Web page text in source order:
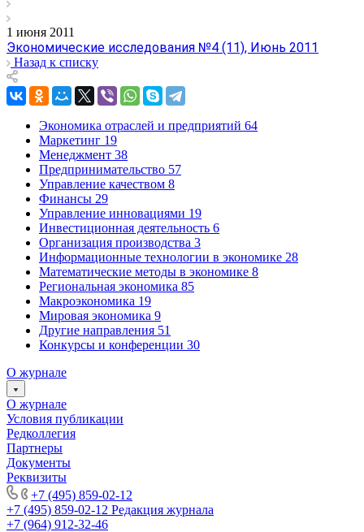
1 июня 2011
Экономические исследования №4 (11), Июнь 2011
Назад к списку
Экономика отраслей и предприятий 64
Маркетинг 19
Менеджмент 38
Предпринимательство 57
Управление качеством 8
Финансы 29
Управление инновациями 19
Инвестиционная деятельность 6
Организация производства 3
Информационные технологии в экономике 28
Математические методы в экономике 8
Региональная экономика 85
Макроэкономика 19
Мировая экономика 9
Другие направления 51
Конкурсы и конференции 30
О журнале
О журнале
Условия публикации
Редколлегия
Партнеры
Документы
Реквизиты
+7 (495) 859-02-12
+7 (495) 859-02-12 Редакция журнала
+7 (964) 912-32-46